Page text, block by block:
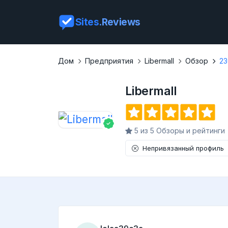
Sites.Reviews
Дом Предприятия Libermall Обзор
Libermall
5 из 5 Обзоры и рейтинги
Непривязанный профиль